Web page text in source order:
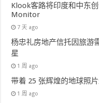
Klook客路将印度和中东
Monitor
7 天 ago
杨忠礼房地产信托因旅游
星
1 周 ago
带着 25 张辉煌的地球照
1 周 ago